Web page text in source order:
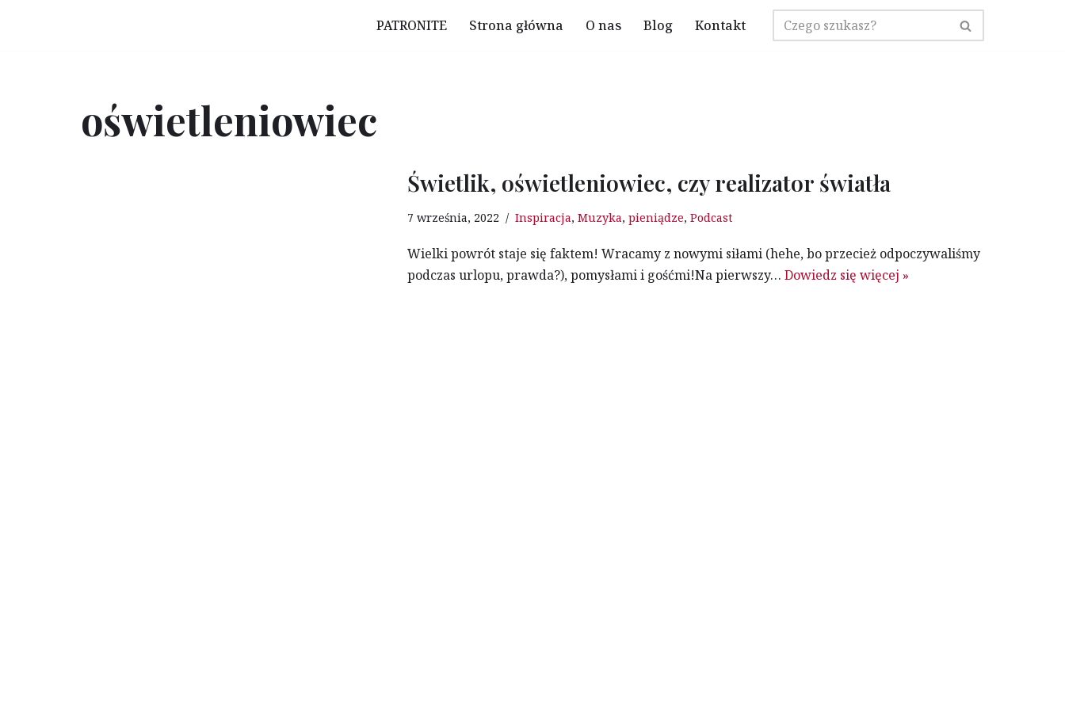
PATRONITE Strona główna O nas Blog Kontakt
oświetleniowiec
Świetlik, oświetleniowiec, czy realizator światła
7 września, 2022 Inspiracja, Muzyka, pieniądze, Podcast
Wielki powrót staje się faktem! Wracamy z nowymi siłami (hehe, bo przecież odpoczywaliśmy
podczas urlopu, prawda?), pomysłami i gośćmi!Na pierwszy… Dowiedz się więcej »